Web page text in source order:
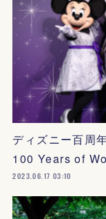
ディズニー百周
100 Years of
2023.06.17 03:10